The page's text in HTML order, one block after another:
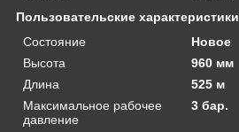
Пользовательские характеристики
Состояние
Новое
Высота
960 мм
Длина
525 м
Максимальное рабочее
давление
3 бар.